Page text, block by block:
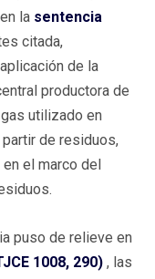
la sentencia
citada,
de la
productora de
utilizado en
de residuos,
el marco del
puso de relieve en
1008, 290) , las